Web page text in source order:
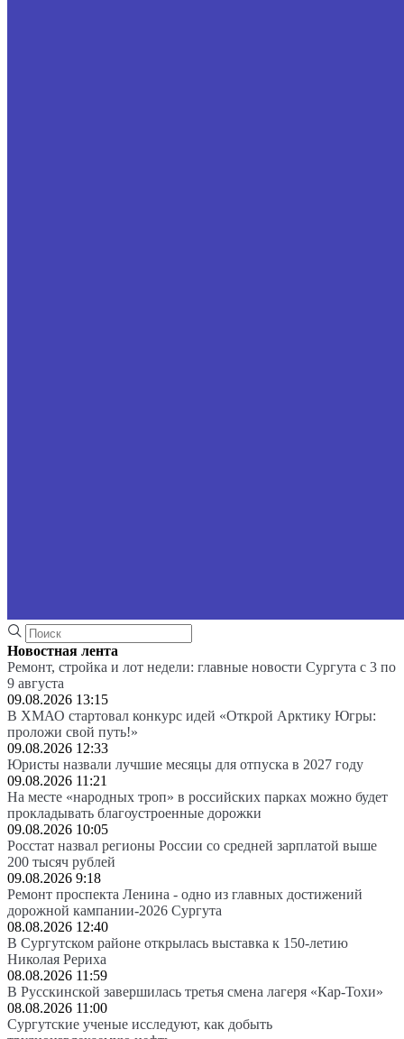
Новостная лента
Ремонт, стройка и лот недели: главные новости Сургута с 3 по
9 августа
09.08.2026 13:15
В ХМАО стартовал конкурс идей «Открой Арктику Югры:
проложи свой путь!»
09.08.2026 12:33
Юристы назвали лучшие месяцы для отпуска в 2027 году
09.08.2026 11:21
На месте «народных троп» в российских парках можно будет
прокладывать благоустроенные дорожки
09.08.2026 10:05
Росстат назвал регионы России со средней зарплатой выше
200 тысяч рублей
09.08.2026 9:18
Ремонт проспекта Ленина - одно из главных достижений
дорожной кампании-2026 Сургута
08.08.2026 12:40
В Сургутском районе открылась выставка к 150-летию
Николая Рериха
08.08.2026 11:59
В Русскинской завершилась третья смена лагеря «Кар-Тохи»
08.08.2026 11:00
Сургутские ученые исследуют, как добыть